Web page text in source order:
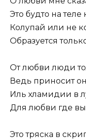
Это будто на теле
Колупай или не
Образуется
От любви люди
Ведь приносит
Иль хламидии в
Для любви где
Это тряска в